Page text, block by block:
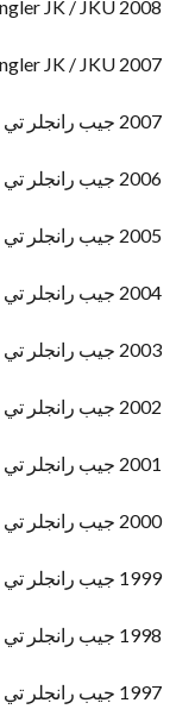
2008 Jeep Wrangler JK / JKU
2007 Jeep Wrangler JK / JKU
2007 جيب رانجلر تي جيه
2006 جيب رانجلر تي جيه
2005 جيب رانجلر تي جيه
2004 جيب رانجلر تي جيه
2003 جيب رانجلر تي جيه
2002 جيب رانجلر تي جيه
2001 جيب رانجلر تي جيه
2000 جيب رانجلر تي جيه
1999 جيب رانجلر تي جيه
1998 جيب رانجلر تي جيه
1997 جيب رانجلر تي جيه